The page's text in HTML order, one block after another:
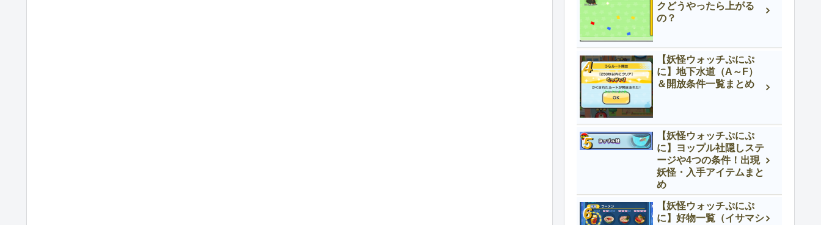
クどうやったら上がる
の？
【妖怪ウォッチぷにぷ
に】地下水道（A～F）
＆開放条件一覧まとめ
【妖怪ウォッチぷにぷ
に】ヨップル社隠しステ
ージや4つの条件！出現
妖怪・入手アイテムまと
め
【妖怪ウォッチぷにぷ
に】好物一覧（イサマシ